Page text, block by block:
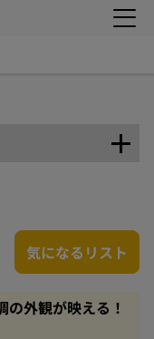
気になるリスト
外観が映える！